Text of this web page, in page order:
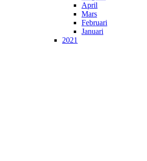
April
Mars
Februari
Januari
2021